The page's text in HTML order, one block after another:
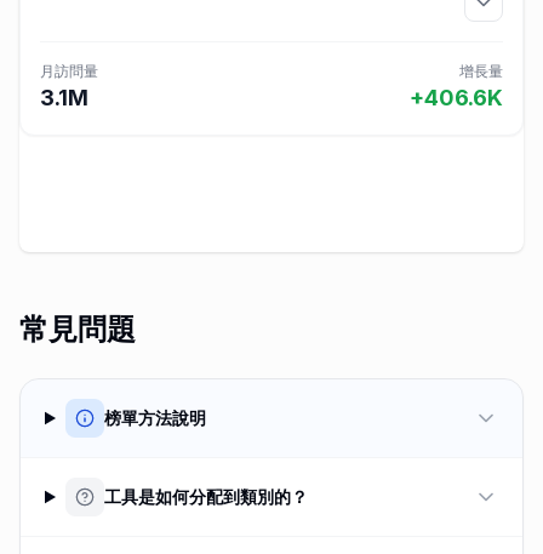
月訪問量
3.1M
增長量
+406.6K
常見問題
榜單方法說明
工具是如何分配到類別的？